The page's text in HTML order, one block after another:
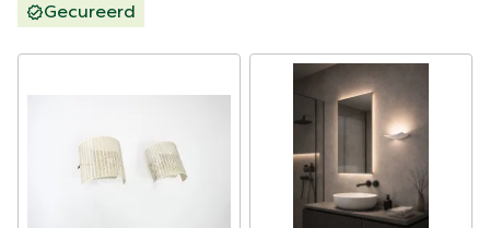
Gecureerd